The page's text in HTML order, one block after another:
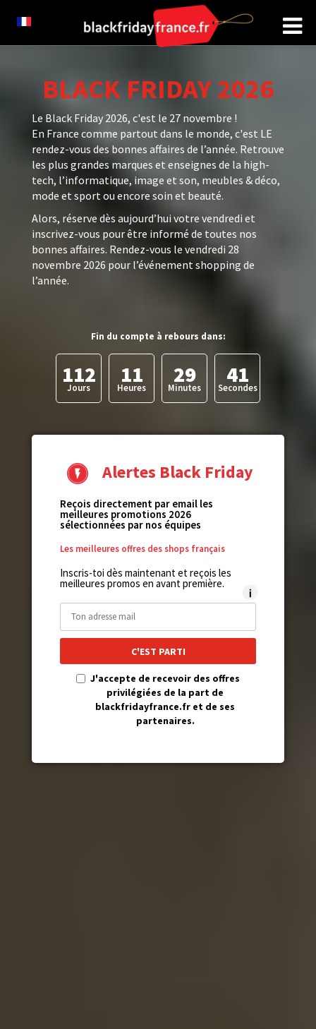
BLACK FRIDAY 2026
Le Black Friday 2026, c'est le 27 novembre !
En France comme partout dans le monde, c'est LE
rendez-vous des bonnes affaires de l’année. Retrouve
les plus grandes marques et enseignes de la high-
tech, l’informatique, image et son, meubles & déco,
mode et sport ou encore soin et beauté.
Alors, réserve dès aujourd’hui votre vendredi et
inscrivez-vous pour être informé de toutes nos
bonnes affaires. Rendez-vous le vendredi 28
novembre 2026 pour l’événement shopping de
l’année.
Fin du compte à rebours dans:
112
Jours
11
Heures
29
Minutes
40
Secondes
Alertes Black Friday
Reçois directement par email les
meilleures promotions 2026
sélectionnées par nos équipes
Les meilleures offres des shops français
Inscris-toi dès maintenant et reçois les
meilleures promos en avant première.
C'EST PARTI
J'accepte de recevoir des offres
privilégiées de la part de
blackfridayfrance.fr et de ses
partenaires.